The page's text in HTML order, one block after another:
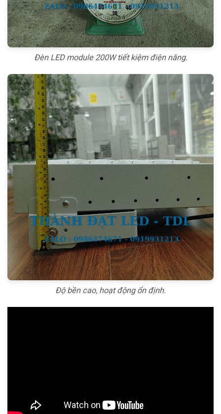
Đèn LED module 200W tiết kiệm điện năng.
Độ bền cao, hoạt động ổn định.